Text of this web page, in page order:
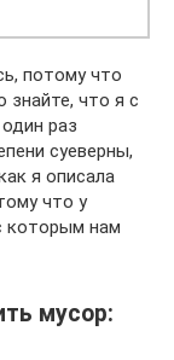
потому что
знайте, что я с
раз
суеверны,
я описала
что у
которым нам
мусор: